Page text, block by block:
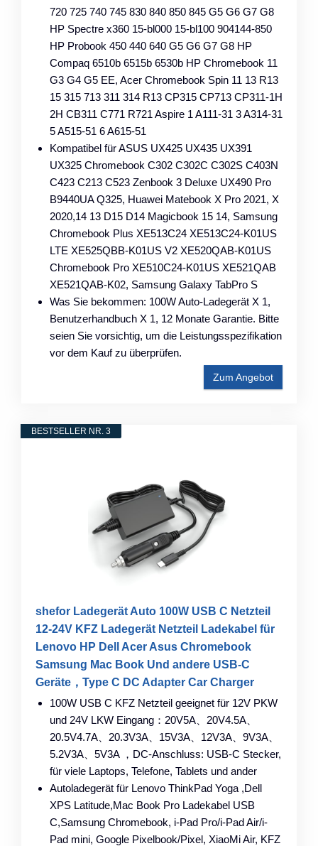
720 725 740 745 830 840 850 845 G5 G6 G7 G8
HP Spectre x360 15-bl000 15-bl100 904144-850
HP Probook 450 440 640 G5 G6 G7 G8 HP
Compaq 6510b 6515b 6530b HP Chromebook 11
G3 G4 G5 EE, Acer Chromebook Spin 11 13 R13
15 315 713 311 314 R13 CP315 CP713 CP311-1H
2H CB311 C771 R721 Aspire 1 A111-31 3 A314-31
5 A515-51 6 A615-51
Kompatibel für ASUS UX425 UX435 UX391
UX325 Chromebook C302 C302C C302S C403N
C423 C213 C523 Zenbook 3 Deluxe UX490 Pro
B9440UA Q325, Huawei Matebook X Pro 2021, X
2020,14 13 D15 D14 Magicbook 15 14, Samsung
Chromebook Plus XE513C24 XE513C24-K01US
LTE XE525QBB-K01US V2 XE520QAB-K01US
Chromebook Pro XE510C24-K01US XE521QAB
XE521QAB-K02, Samsung Galaxy TabPro S
Was Sie bekommen: 100W Auto-Ladegerät X 1,
Benutzerhandbuch X 1, 12 Monate Garantie. Bitte
seien Sie vorsichtig, um die Leistungsspezifikation
vor dem Kauf zu überprüfen.
Zum Angebot
BESTSELLER NR. 3
shefor Ladegerät Auto 100W USB C Netzteil
12-24V KFZ Ladegerät Netzteil Ladekabel für
Lenovo HP Dell Acer Asus Chromebook
Samsung Mac Book Und andere USB-C
Geräte，Type C DC Adapter Car Charger
100W USB C KFZ Netzteil geeignet für 12V PKW
und 24V LKW Eingang：20V5A、20V4.5A、
20.5V4.7A、20.3V3A、15V3A、12V3A、9V3A、
5.2V3A、5V3A ，DC-Anschluss: USB-C Stecker,
für viele Laptops, Telefone, Tablets und ander
Autoladegerät für Lenovo ThinkPad Yoga ,Dell
XPS Latitude,Mac Book Pro Ladekabel USB
C,Samsung Chromebook, i-Pad Pro/i-Pad Air/i-
Pad mini, Google Pixelbook/Pixel, XiaoMi Air, KFZ